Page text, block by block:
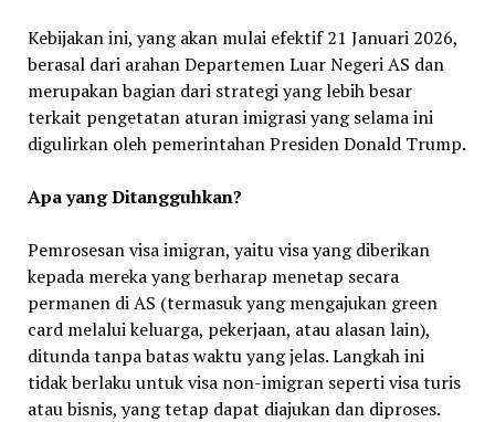
Kebijakan ini, yang akan mulai efektif 21 Januari 2026,
berasal dari arahan Departemen Luar Negeri AS dan
merupakan bagian dari strategi yang lebih besar
terkait pengetatan aturan imigrasi yang selama ini
digulirkan oleh pemerintahan Presiden Donald Trump.
Apa yang Ditangguhkan?
Pemrosesan visa imigran, yaitu visa yang diberikan
kepada mereka yang berharap menetap secara
permanen di AS (termasuk yang mengajukan green
card melalui keluarga, pekerjaan, atau alasan lain),
ditunda tanpa batas waktu yang jelas. Langkah ini
tidak berlaku untuk visa non-imigran seperti visa turis
atau bisnis, yang tetap dapat diajukan dan diproses.